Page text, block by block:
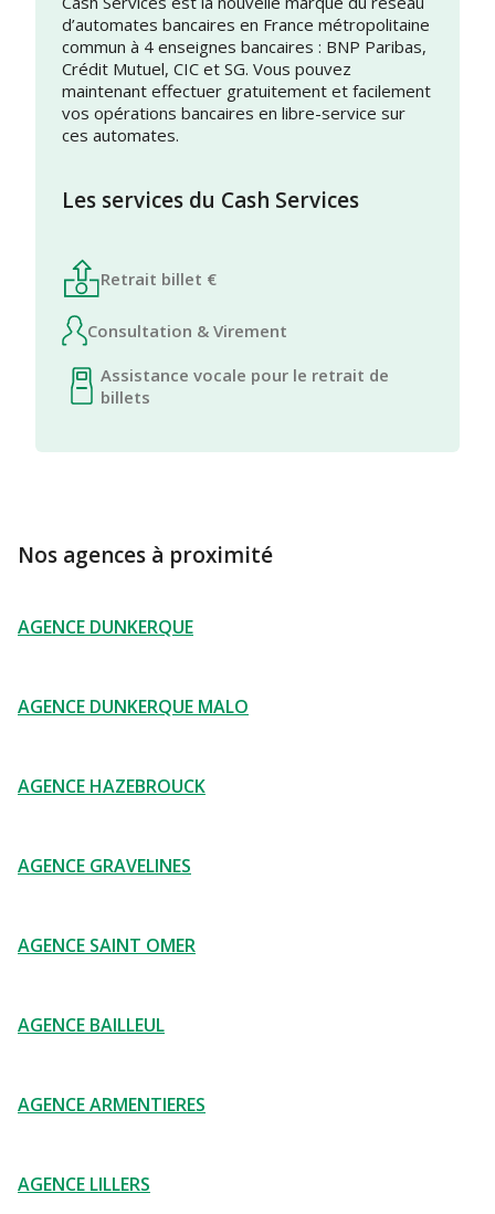
d’automates bancaires en France métropolitaine
commun à 4 enseignes bancaires : BNP Paribas,
Crédit Mutuel, CIC et SG. Vous pouvez
maintenant effectuer gratuitement et facilement
vos opérations bancaires en libre-service sur
ces automates.
Les services du Cash Services
Retrait billet €
Consultation & Virement
Assistance vocale pour le retrait de
billets
Nos agences à proximité
AGENCE DUNKERQUE
AGENCE DUNKERQUE MALO
AGENCE HAZEBROUCK
AGENCE GRAVELINES
AGENCE SAINT OMER
AGENCE BAILLEUL
AGENCE ARMENTIERES
AGENCE LILLERS